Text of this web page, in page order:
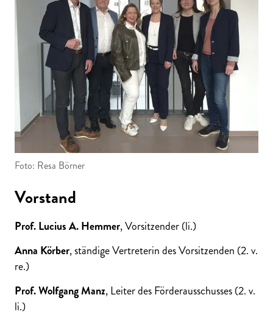
Foto: Resa Börner
Vorstand
Prof. Lucius A. Hemmer, Vorsitzender (li.)
Anna Körber, ständige Vertreterin des Vorsitzenden (2. v.
re.)
Prof. Wolfgang Manz, Leiter des Förderausschusses (2. v.
li.)